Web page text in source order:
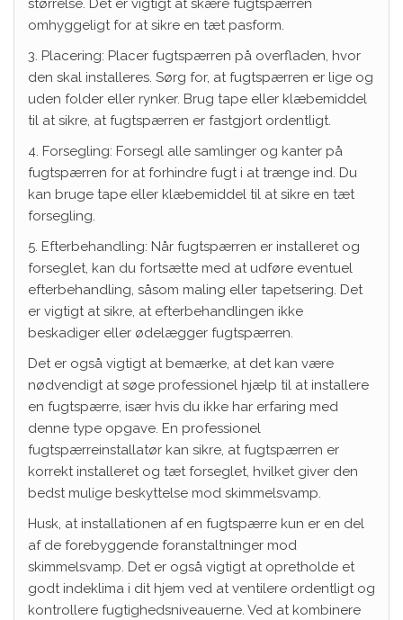
størrelse. Det er vigtigt at skære fugtspærren
omhyggeligt for at sikre en tæt pasform.
3. Placering: Placer fugtspærren på overfladen, hvor
den skal installeres. Sørg for, at fugtspærren er lige og
uden folder eller rynker. Brug tape eller klæbemiddel
til at sikre, at fugtspærren er fastgjort ordentligt.
4. Forsegling: Forsegl alle samlinger og kanter på
fugtspærren for at forhindre fugt i at trænge ind. Du
kan bruge tape eller klæbemiddel til at sikre en tæt
forsegling.
5. Efterbehandling: Når fugtspærren er installeret og
forseglet, kan du fortsætte med at udføre eventuel
efterbehandling, såsom maling eller tapetsering. Det
er vigtigt at sikre, at efterbehandlingen ikke
beskadiger eller ødelægger fugtspærren.
Det er også vigtigt at bemærke, at det kan være
nødvendigt at søge professionel hjælp til at installere
en fugtspærre, især hvis du ikke har erfaring med
denne type opgave. En professionel
fugtspærreinstallatør kan sikre, at fugtspærren er
korrekt installeret og tæt forseglet, hvilket giver den
bedst mulige beskyttelse mod skimmelsvamp.
Husk, at installationen af en fugtspærre kun er en del
af de forebyggende foranstaltninger mod
skimmelsvamp. Det er også vigtigt at opretholde et
godt indeklima i dit hjem ved at ventilere ordentligt og
kontrollere fugtighedsniveauerne. Ved at kombinere